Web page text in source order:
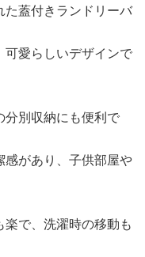
蓋付きランドリーバ
愛らしいデザインで
分別収納にも便利で
があり、子供部屋や
で、洗濯時の移動も